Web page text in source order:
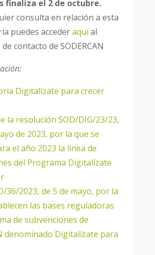
finaliza el 2 de octubre.
consulta en relación a esta
puedes accederaquíal
contacto de SODERCAN
Digitalízate para crecer
la resolución SOD/DIG/23/23,
de 2023, por la que se
el año 2023 la línea de
del Programa Digitalízate
36/2023, de 5 de mayo, por la
las bases reguladoras
de subvenciones de
denominado Digitalízate para